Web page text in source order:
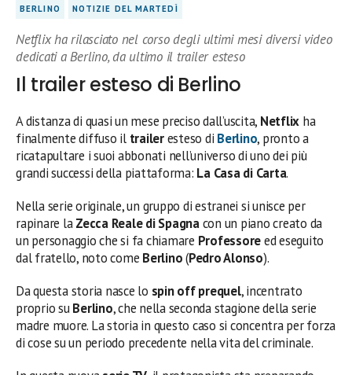
BERLINO NOTIZIE DEL MARTEDÌ
Netflix ha rilasciato nel corso degli ultimi mesi diversi video
dedicati a Berlino, da ultimo il trailer esteso
Il trailer esteso di Berlino
A distanza di quasi un mese preciso dall’uscita, Netflix ha
finalmente diffuso il traileresteso di Berlino, pronto a
ricatapultare i suoi abbonati nell’universo di uno dei più
grandi successi della piattaforma: La Casa di Carta.
Nella serie originale, un gruppo di estranei si unisce per
rapinare laZecca Reale di Spagnacon un piano creato da
un personaggio che si fa chiamare Professoreed eseguito
dal fratello, noto come Berlino(Pedro Alonso).
Da questa storia nasce lo spin off prequel, incentrato
proprio suBerlino, che nella seconda stagione della serie
madre muore. La storia in questo caso si concentra per forza
di cose su un periodo precedente nella vita del criminale.